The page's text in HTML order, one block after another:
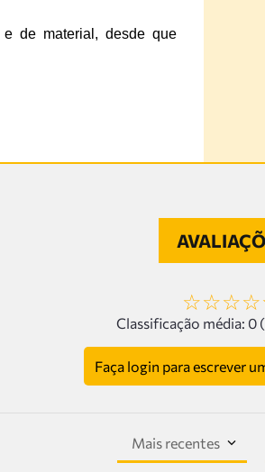
de material, desde que
☆☆☆☆
Classificação média: 0
Faça login para escrever
Mais recentes